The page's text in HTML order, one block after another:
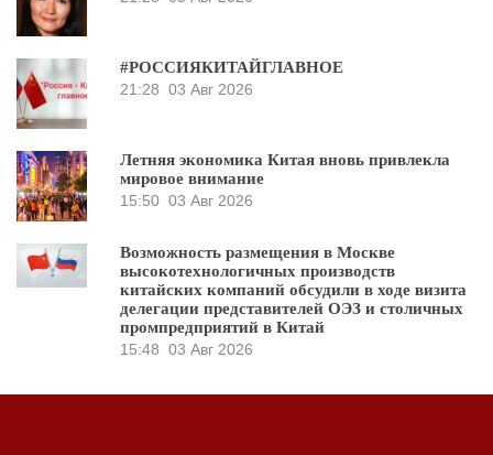
#РОССИЯКИТАЙГЛАВНОЕ
21:28 03 Авг 2026
Летняя экономика Китая вновь привлекла
мировое внимание
15:50 03 Авг 2026
Возможность размещения в Москве
высокотехнологичных производств
китайских компаний обсудили в ходе визита
делегации представителей ОЭЗ и столичных
промпредприятий в Китай
15:48 03 Авг 2026